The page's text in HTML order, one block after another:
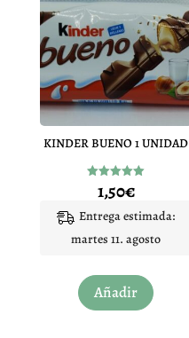
KINDER BUENO 1 UNIDAD
Valorado
con
de 5
1,50€
Entrega estimada:
martes 11. agosto
Añadir